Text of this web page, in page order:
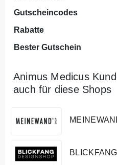
Gutscheincodes
Rabatte
Bester Gutschein
Animus Medicus
auch für diese Shops